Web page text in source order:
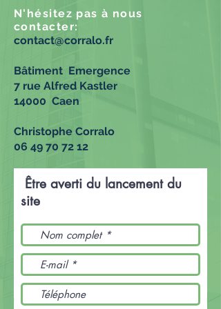
N'hésitez pas à nous
contacter:
contact@corralo.fr
Bâtiment Emergence
7 rue Alfred Kastler
14000 Caen
Christophe Corralo
06 49 70 72 12
Être averti du lancement du
site